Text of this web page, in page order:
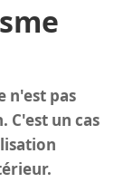
n'est pas
un cas